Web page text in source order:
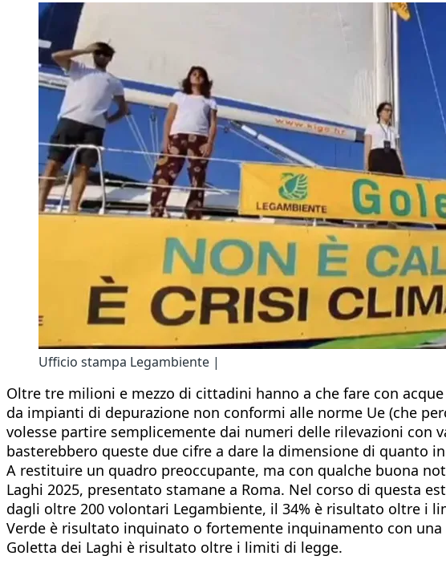
Ufficio stampa Legambiente |
Oltre tre milioni e mezzo di cittadini hanno a che fare con
da impianti di depurazione non conformi alle norme Ue (che
volesse partire semplicemente dai numeri delle rilevazioni
basterebbero queste due cifre a dare la dimensione di quanto
A restituire un quadro preoccupante, ma con qualche buona
Laghi 2025, presentato stamane a Roma. Nel corso di questa
dagli oltre 200 volontari Legambiente, il 34% è risultato oltre i
Verde è risultato inquinato o fortemente inquinamento con
Goletta dei Laghi è risultato oltre i limiti di legge.